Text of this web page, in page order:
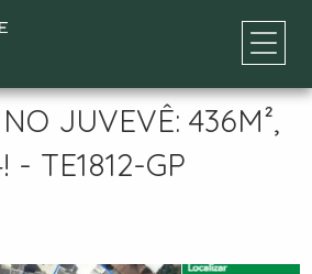
JUVEVÊ: 436M²,
- TE1812-GP